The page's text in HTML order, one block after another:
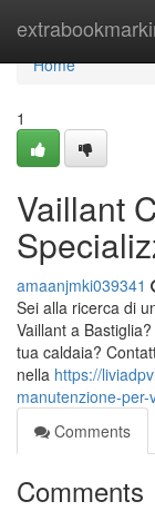
Home
Home
1
Vaillant
amaanjmki039341
Sei alla ricerca di
Vaillant a
tua caldaia?
nella https://
manutenzione-per-
Comments
Comments